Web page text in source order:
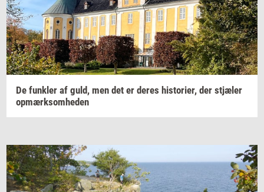
De funk­ler af guld, men det er deres hi­sto­ri­er, der stjæ­ler
op­mærk­som­he­den